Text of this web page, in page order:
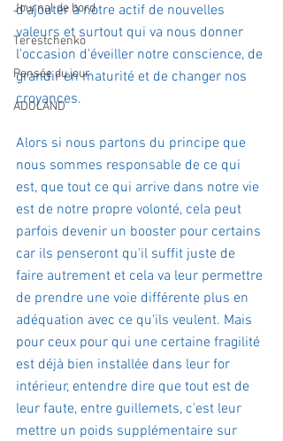
Journal de bord
Terestchenko
Pensée du jour
ADOLAND
d'ajouter à notre actif de nouvelles
valeurs et surtout qui va nous donner
l'occasion d'éveiller notre conscience, de
grandir en maturité et de changer nos
croyances.
Alors si nous partons du principe que
nous sommes responsable de ce qui
est, que tout ce qui arrive dans notre vie
est de notre propre volonté, cela peut
parfois devenir un booster pour certains
car ils penseront qu'il suffit juste de
faire autrement et cela va leur permettre
de prendre une voie différente plus en
adéquation avec ce qu'ils veulent. Mais
pour ceux pour qui une certaine fragilité
est déjà bien installée dans leur for
intérieur, entendre dire que tout est de
leur faute, entre guillemets, c'est leur
mettre un poids supplémentaire sur